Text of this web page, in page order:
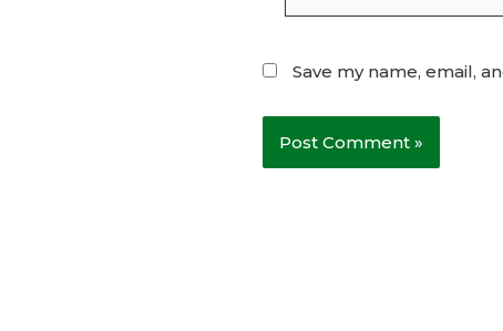
Save my name, email,